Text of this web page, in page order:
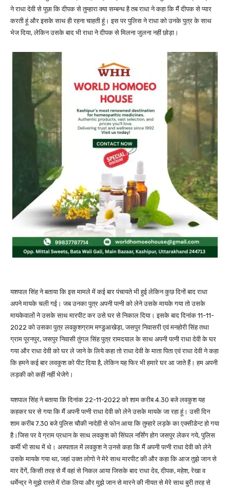
ने राधा देवी से पूछा कि दीपक से तुम्हारा क्या सम्बन्ध है तब राधा ने कहा कि मैं दीपक से प्यार
करती हूं और इसके साथ ही रहना चाहती हूं। इस पर पुलिस ने राधा को उनके पुत्र के साथ
भेज दिया, लेकिन उसके बाद भी राधा ने दीपक से मिलना जुलना नहीं छोड़ा।
यशपाल सिंह ने बताया कि इस मामले में कई बार पंचायते भी हुई लेकिन कुछ दिनों बाद राधा
अपने मायके चली गई। जब उनका पुत्र अपनी पत्नी को लेने उसके मायके गया तो उसके
मायकेवालों ने उसके साथ मारपीट कर उसे घर से निकाल दिया। इसके बाद दिनांक 11-11-
2022 को उसका पुत्र लवकुशग्राम मण्डुआखेड़ा, जसपुर निवासरी एवं मनहोरी सिंह तथा
ग्राम पूरनपुर, जसपुर निवासी तुंगल सिंह पुत्र रामदयाल के साथ अपनी पत्नी राधा देवी के घर
गया और राधा देवी को घर ले जाने के लिये कहा तो राधा देवी के माता पिता एवं राधा देवी ने कहा
कि हमने कई बार लवकुश को पीट दिया है, लेकिन यह फिर भी हमारे घर आ जाते हैं। हम अपनी
लड़की को कहीं नहीं भेजेगे।
यशपाल सिंह ने बताया कि दिनांक 22-11-2022 को शाम करीब 4.30 बजे लवकुश यह
कहकर घर से गया कि मैं अपनी पत्नी राधा देवी को लेने उसके मायके जा रहा हूं। उसी दिन
शाम करीब 7.30 बजे पुलिस चौकी नादेही से फोन आया कि तुम्हारे लड़के का एक्सीडेन्ट हो गया
है।जिस पर वे ग्राम प्रधान के साथ लवकुश को सिंघल नर्सिंग होग जसपुर लेकर गये, पुलिस
कर्मी भी साथ में थे। अस्पताल में लवकुश ने उनसे कहा कि मैं अपनी पत्नी राधा देवी को लेने
उसके मायके गया था, जहां उक्त लोगो ने मेरे साथ मारपीट की और कहा कि आज तुझे जान से
मार देंगें, किसी तरह से मैं वहां से निकल आया जिसके बाद राधा देव, दीपक, महेश, रेखा व
धर्मेन्द्र ने मुझे रास्ते में रोक लिया और मुझे जान से मारने की नीयत से मेरे साथ बुरी तरह से